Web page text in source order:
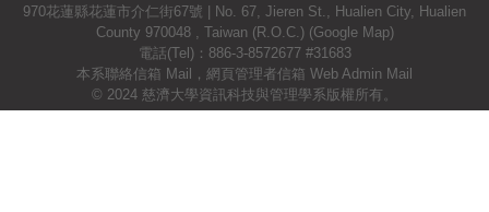
970花蓮縣花蓮市介仁街67號 | No. 67, Jieren St., Hualien City, Hualien
County 970048 , Taiwan (R.O.C.) (Google Map)
電話(Tel)：886-3-8572677 #31683
本系聯絡信箱 Mail
， 網頁管理者信箱 Web Admin Mail
© 2024 慈濟大學資訊科技與管理學系版權所有。